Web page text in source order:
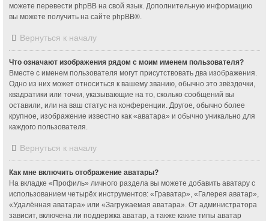
можете перевести phpBB на свой язык. Дополнительную информацию
вы можете получить на сайте phpBB®.
Вернуться к началу
Что означают изображения рядом с моим именем пользователя?
Вместе с именем пользователя могут присутствовать два изображения.
Одно из них может относиться к вашему званию, обычно это звёздочки,
квадратики или точки, указывающие на то, сколько сообщений вы
оставили, или на ваш статус на конференции. Другое, обычно более
крупное, изображение известно как «аватара» и обычно уникально для
каждого пользователя.
Вернуться к началу
Как мне включить отображение аватары?
На вкладке «Профиль» личного раздела вы можете добавить аватару с
использованием четырёх инструментов: «Граватар», «Галерея аватар»,
«Удалённая аватара» или «Загружаемая аватара». От администратора
зависит, включена ли поддержка аватар, а также какие типы аватар